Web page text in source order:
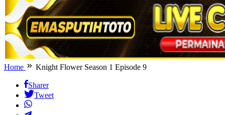
Home Knight Flower Season 1 Episode 9
Sharer
Tweet